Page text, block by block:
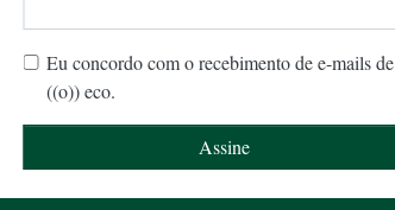
Eu concordo com o recebimento de e-mails de
((o)) eco.